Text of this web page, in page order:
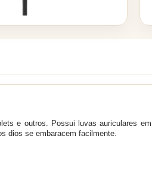
e outros. Possui luvas auriculares
dios se embaracem facilmente.